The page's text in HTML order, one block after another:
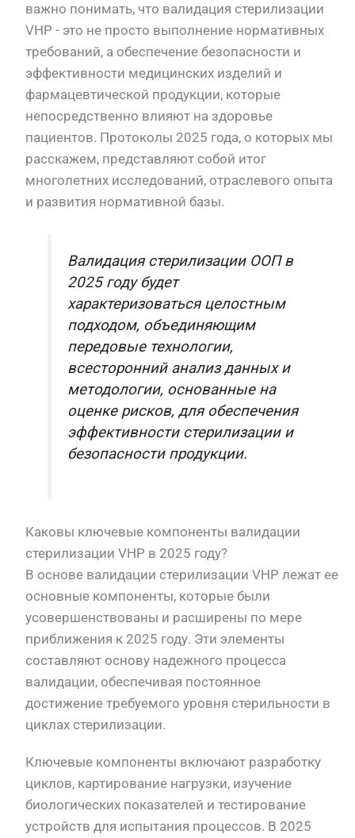
важно понимать, что валидация стерилизации
VHP - это не просто выполнение нормативных
требований, а обеспечение безопасности и
эффективности медицинских изделий и
фармацевтической продукции, которые
непосредственно влияют на здоровье
пациентов. Протоколы 2025 года, о которых мы
расскажем, представляют собой итог
многолетних исследований, отраслевого опыта
и развития нормативной базы.
Валидация стерилизации ООП в
2025 году будет
характеризоваться целостным
подходом, объединяющим
передовые технологии,
всесторонний анализ данных и
методологии, основанные на
оценке рисков, для обеспечения
эффективности стерилизации и
безопасности продукции.
Каковы ключевые компоненты валидации
стерилизации VHP в 2025 году?
В основе валидации стерилизации VHP лежат ее
основные компоненты, которые были
усовершенствованы и расширены по мере
приближения к 2025 году. Эти элементы
составляют основу надежного процесса
валидации, обеспечивая постоянное
достижение требуемого уровня стерильности в
циклах стерилизации.
Ключевые компоненты включают разработку
циклов, картирование нагрузки, изучение
биологических показателей и тестирование
устройств для испытания процессов. В 2025